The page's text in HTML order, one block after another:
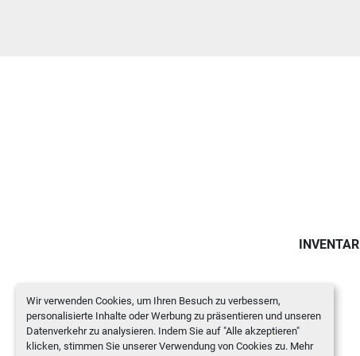
Wir verwenden Cookies, um Ihren Besuch zu verbessern,
personalisierte Inhalte oder Werbung zu präsentieren und unseren
Datenverkehr zu analysieren. Indem Sie auf "Alle akzeptieren"
klicken, stimmen Sie unserer Verwendung von Cookies zu. Mehr
INVENTAR